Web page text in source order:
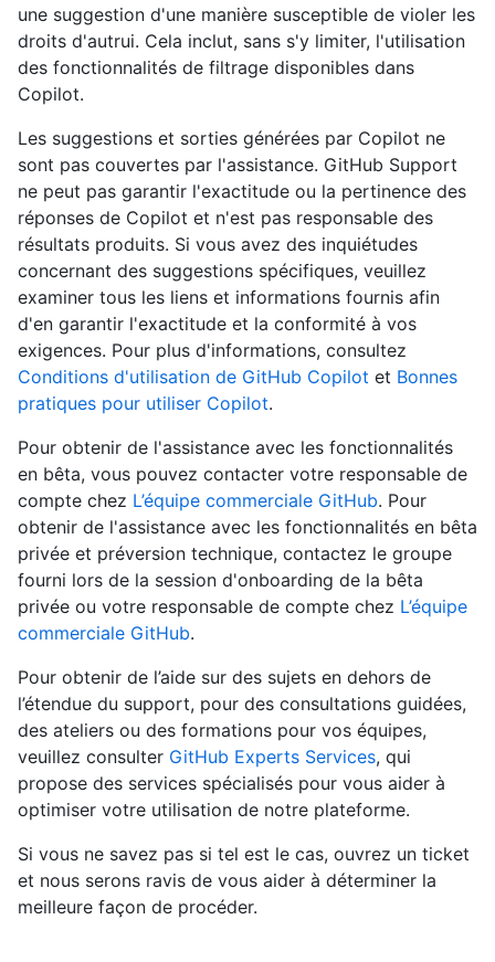
une suggestion d'une manière susceptible de violer les
droits d'autrui. Cela inclut, sans s'y limiter, l'utilisation
des fonctionnalités de filtrage disponibles dans
Copilot.
Les suggestions et sorties générées par Copilot ne
sont pas couvertes par l'assistance. GitHub Support
ne peut pas garantir l'exactitude ou la pertinence des
réponses de Copilot et n'est pas responsable des
résultats produits. Si vous avez des inquiétudes
concernant des suggestions spécifiques, veuillez
examiner tous les liens et informations fournis afin
d'en garantir l'exactitude et la conformité à vos
exigences. Pour plus d'informations, consultez
Conditions d'utilisation de GitHub Copilot et Bonnes
pratiques pour utiliser Copilot.
Pour obtenir de l'assistance avec les fonctionnalités
en bêta, vous pouvez contacter votre responsable de
compte chez L’équipe commerciale GitHub. Pour
obtenir de l'assistance avec les fonctionnalités en bêta
privée et préversion technique, contactez le groupe
fourni lors de la session d'onboarding de la bêta
privée ou votre responsable de compte chez L’équipe
commerciale GitHub.
Pour obtenir de l’aide sur des sujets en dehors de
l’étendue du support, pour des consultations guidées,
des ateliers ou des formations pour vos équipes,
veuillez consulter GitHub Experts Services, qui
propose des services spécialisés pour vous aider à
optimiser votre utilisation de notre plateforme.
Si vous ne savez pas si tel est le cas, ouvrez un ticket
et nous serons ravis de vous aider à déterminer la
meilleure façon de procéder.